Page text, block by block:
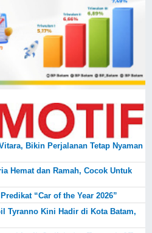
Bikin Perjalanan Tetap Nyaman
Hemat dan Ramah, Cocok Untuk
“Car of the Year 2026”
Tyranno Kini Hadir di Kota Batam,